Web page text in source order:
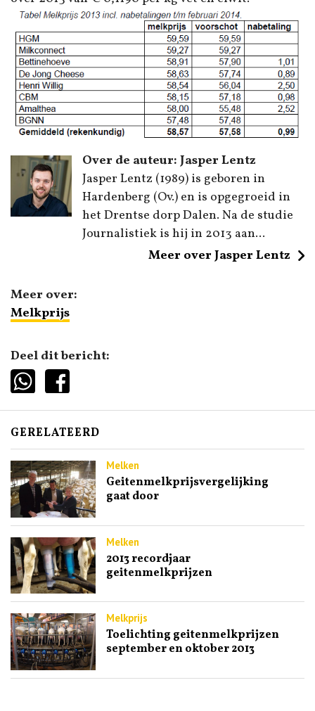
Over de auteur: Jasper Lentz
Jasper Lentz (1989) is geboren in
Hardenberg (Ov.) en is opgegroeid in
het Drentse dorp Dalen. Na de studie
Journalistiek is hij in 2013 aan...
Meer over Jasper Lentz
Meer over:
Melkprijs
Deel dit bericht:
GERELATEERD
Melken
Geitenmelkprijsvergelijking
gaat door
Melken
2013 recordjaar
geitenmelkprijzen
Melkprijs
Toelichting geitenmelkprijzen
september en oktober 2013